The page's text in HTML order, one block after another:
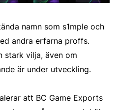
namn som s1mple och
andra erfarna proffs.
stark vilja, även om
är under utveckling.
att BC Game Exports